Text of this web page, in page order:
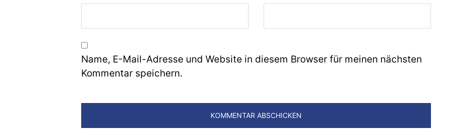
Name, E-Mail-Adresse und Website in diesem Browser für meinen nächsten
Kommentar speichern.